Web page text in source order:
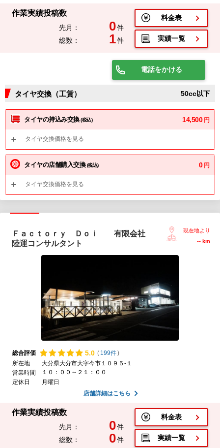
作業実績投稿数
先月： 0件
総数：
1件
料金表
実績一覧
電話をかける
タイヤ交換（工賃） 50cc以下
タイヤの持込み交換(税込) 14,500 円
タイヤ交換価格を見る
タイヤの店舗購入交換(税込) 0 円
タイヤ交換価格を見る
Ｆａｃｔｏｒｙ Ｄｏｉ 有限会社
陸運コンサルタント
現在地より
-- km
総合評価 5.0 ( 199件)
所在地
大分県大分市大字今市１０９５-１
営業時間
１０：００～２１：００
定休日
月曜日
店舗詳細はこちら
作業実績投稿数
先月： 0件
総数：
0件
料金表
実績一覧